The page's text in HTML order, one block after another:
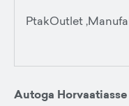
PtakOutlet
Autoga Horvaatiasse